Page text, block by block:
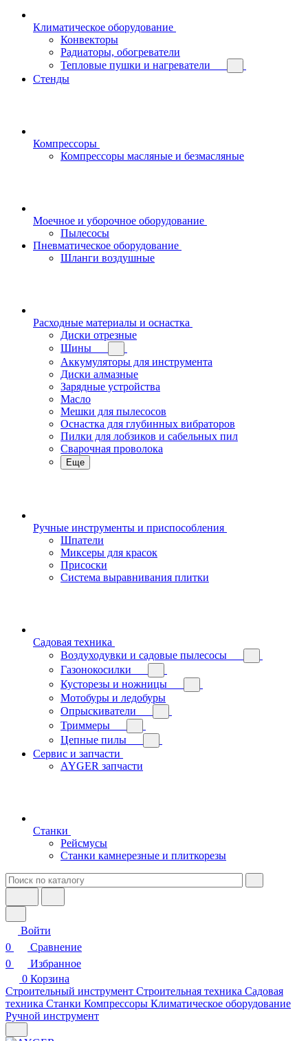
Климатическое оборудование
Конвекторы
Радиаторы, обогреватели
Тепловые пушки и нагреватели
Стенды
Компрессоры
Компрессоры масляные и безмасляные
Моечное и уборочное оборудование
Пылесосы
Пневматическое оборудование
Шланги воздушные
Расходные материалы и оснастка
Диски отрезные
Шины
Аккумуляторы для инструмента
Диски алмазные
Зарядные устройства
Масло
Мешки для пылесосов
Оснастка для глубинных вибраторов
Пилки для лобзиков и сабельных пил
Сварочная проволока
Еще
Ручные инструменты и приспособления
Шпатели
Миксеры для красок
Присоски
Система выравнивания плитки
Садовая техника
Воздуходувки и садовые пылесосы
Газонокосилки
Кусторезы и ножницы
Мотобуры и ледобуры
Опрыскиватели
Триммеры
Цепные пилы
Сервис и запчасти
AYGER запчасти
Станки
Рейсмусы
Станки камнерезные и плиткорезы
Войти
0
Сравнение
0
Избранное
0 Корзина
Строительный инструмент Строительная техника Садовая
техника Станки Компрессоры Климатическое оборудование
Ручной инструмент